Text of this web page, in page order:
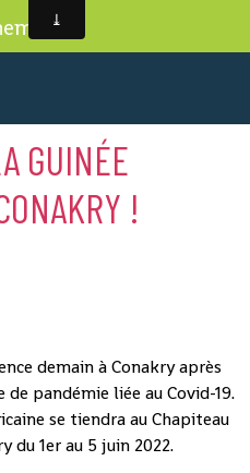
GUINÉE
!
demain à Conakry après
de pandémie liée au Covid-19.
se tiendra au Chapiteau
du 1er au 5 juin 2022.